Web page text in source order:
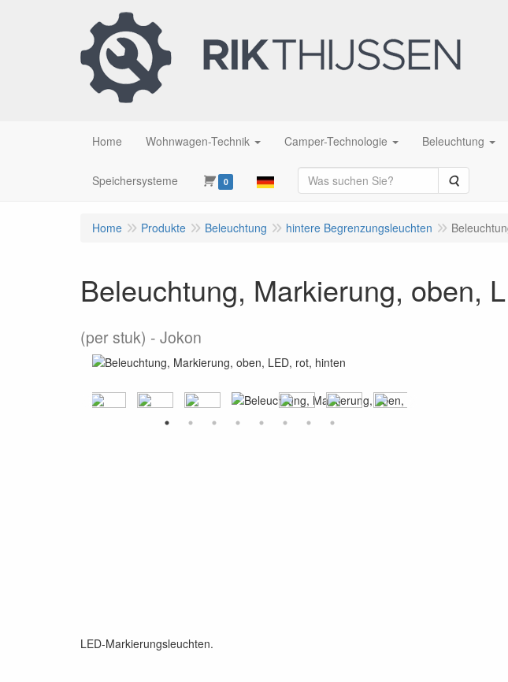
Home Wohnwagen-Technik Camper-Technologie Beleuchtung
Speichersysteme 0 Suche
Home Produkte Beleuchtung hintere Begrenzungsleuchten
Beleuchtung, Markierung, oben,
(per stuk) Jokon
LED-Markierungsleuchten.